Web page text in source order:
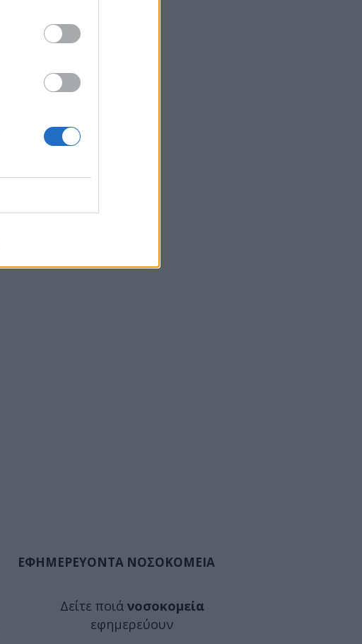
ΕΦΗΜΕΡΕΥΟΝΤΑ ΝΟΣΟΚΟΜΕΙΑ
Δείτε ποιά νοσοκομεία
εφημερεύουν